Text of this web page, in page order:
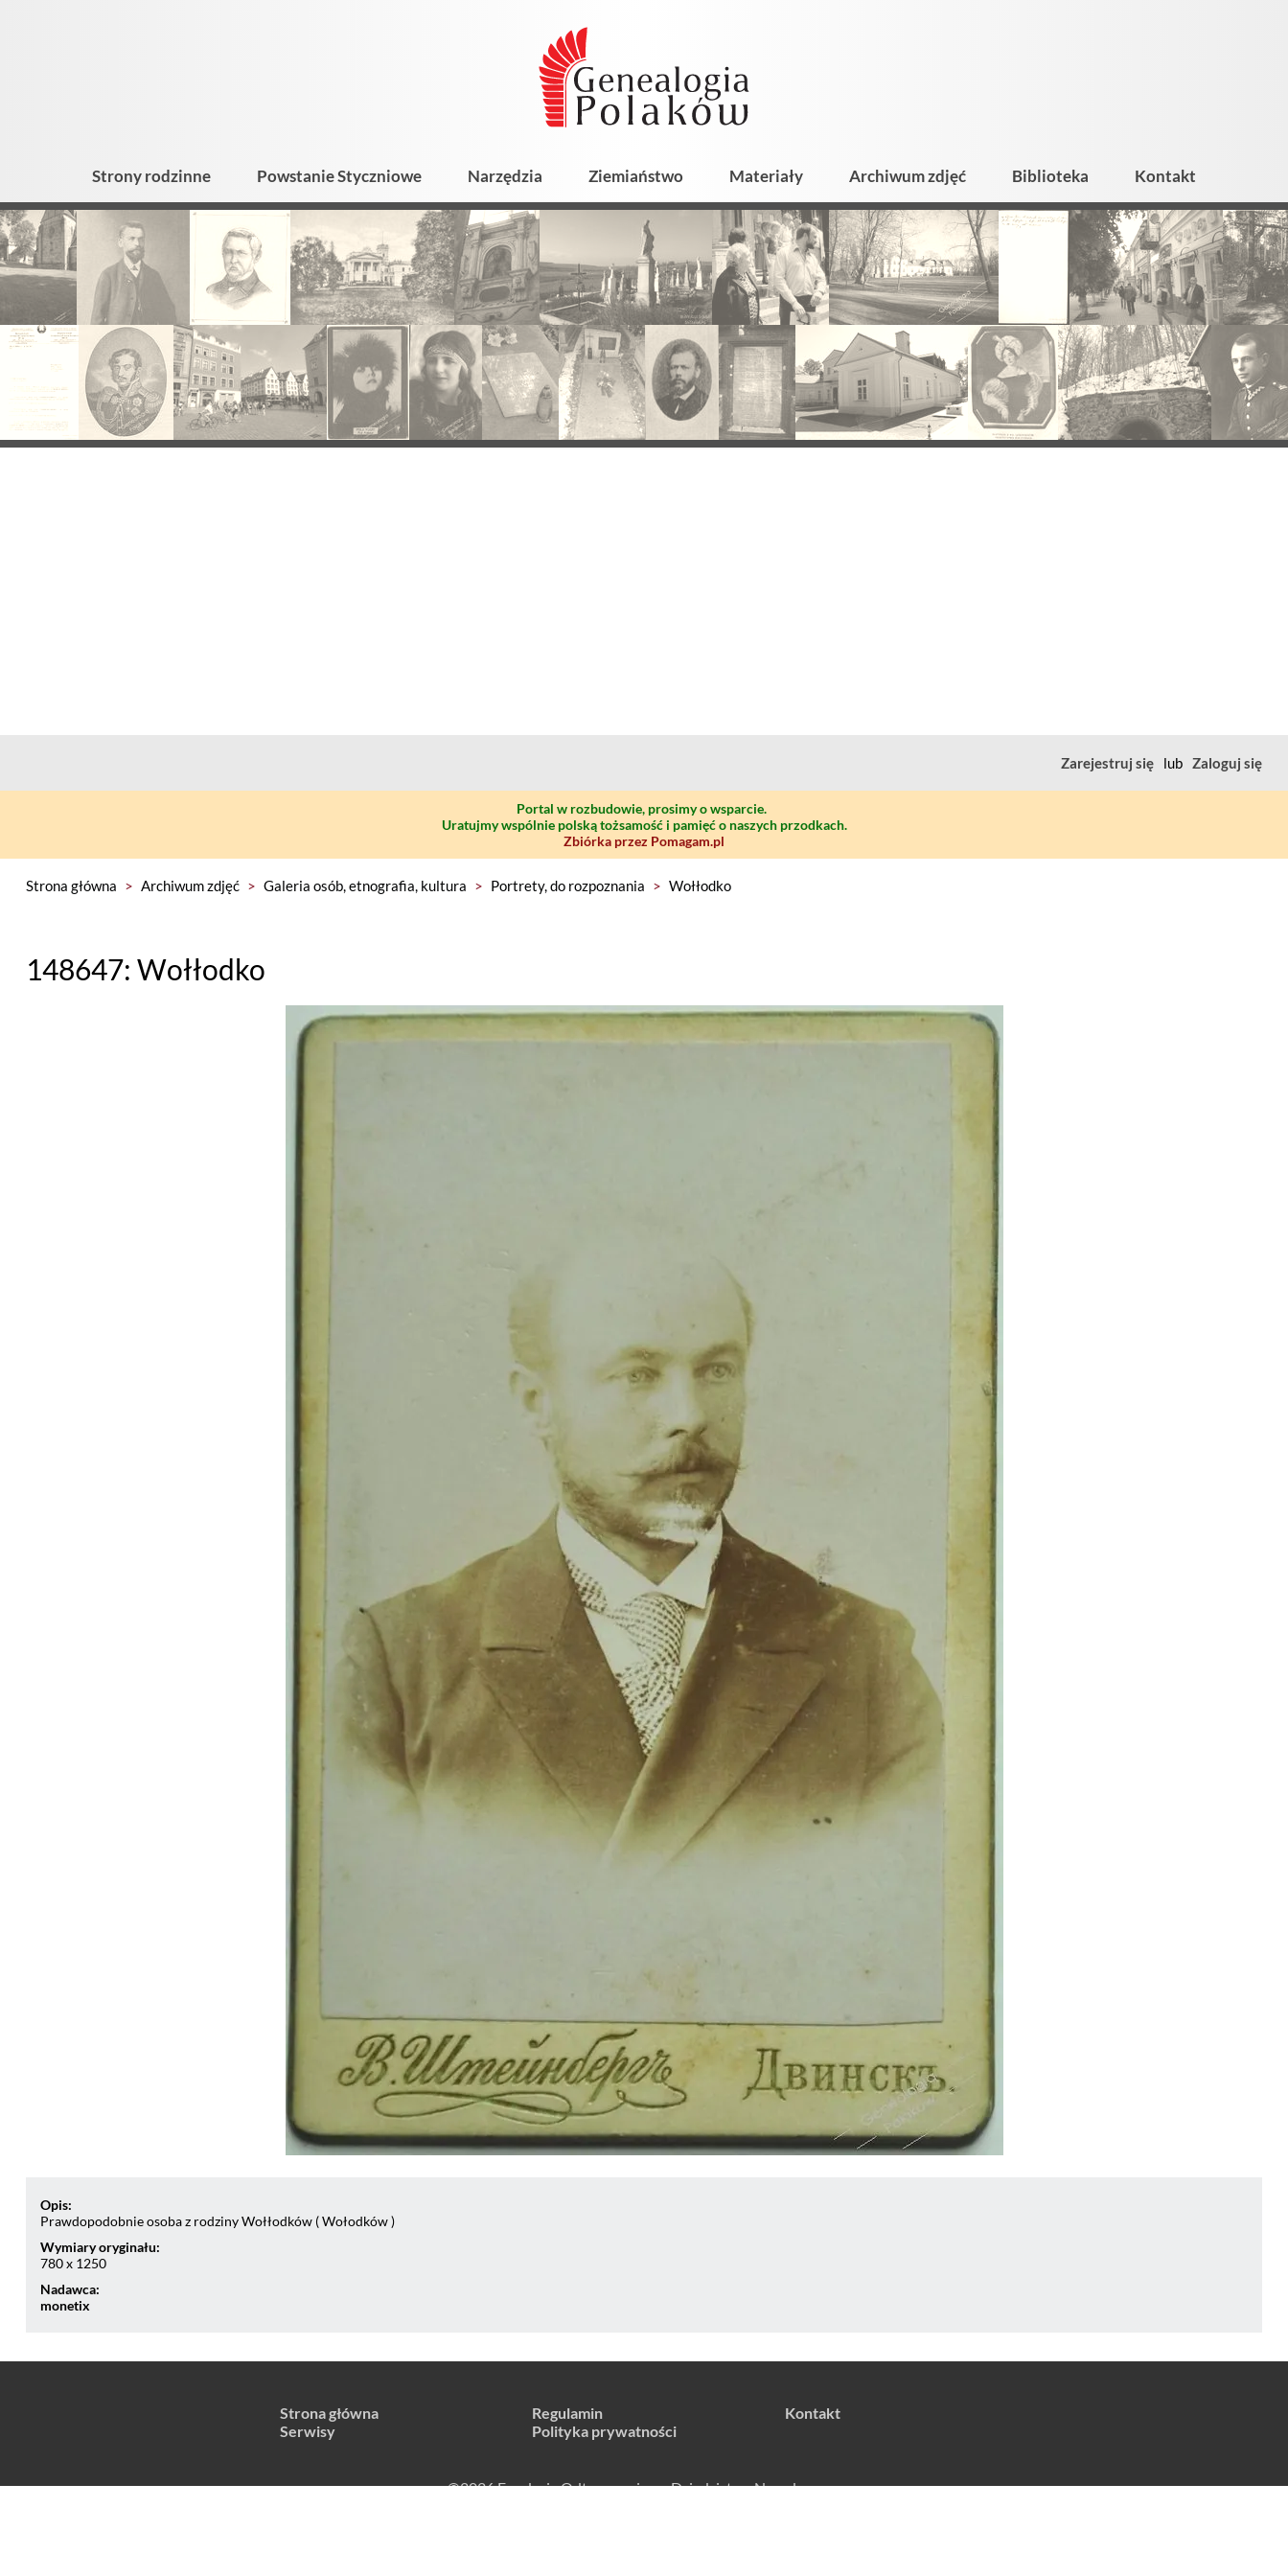
Strony rodzinne Powstanie Styczniowe Narzędzia Ziemiaństwo Materiały Archiwum zdjęć Biblioteka Kontakt
Zarejestruj się lub Zaloguj się
Portal w rozbudowie, prosimy o wsparcie.
Uratujmy wspólnie polską tożsamość i pamięć o naszych przodkach.
Zbiórka przez Pomagam.pl
Strona główna > Archiwum zdjęć > Galeria osób, etnografia, kultura > Portrety, do rozpoznania > Wołłodko
148647: Wołłodko
Opis:
Prawdopodobnie osoba z rodziny Wołłodków ( Wołodków )
Wymiary oryginału:
780 x 1250
Nadawca:
monetix
Strona główna
Serwisy
Regulamin
Polityka prywatności
Kontakt
©2026 Fundacja Odtworzeniowa Dziedzictwa Narodowego